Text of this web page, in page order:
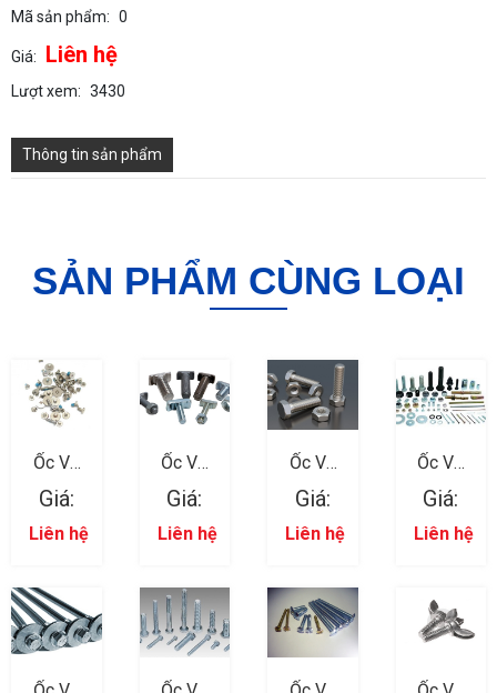
Mã sản phẩm: 0
Giá: Liên hệ
Lượt xem: 3430
Thông tin sản phẩm
SẢN PHẨM CÙNG LOẠI
Ốc Vít
Nhựa 12
Giá:
Liên hệ
Ốc Vít
Nhựa 11
Giá:
Liên hệ
Ốc Vít
Nhựa 08
Giá:
Liên hệ
Ốc Vít
Nhựa 10
Giá:
Liên hệ